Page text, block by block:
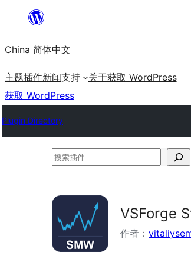
内
容
China 简体中文
主题插件新闻支持 关于获取 WordPress
获取 WordPress
Plugin Directory
搜
VSForge
作者：